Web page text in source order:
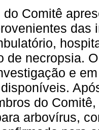
do Comitê
das
de necropsia.
e
do
arbovírus,